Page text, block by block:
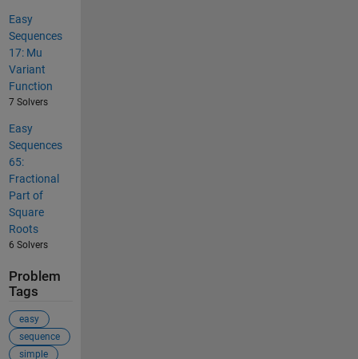
Easy
Sequences
17: Mu
Variant
Function
7 Solvers
Easy
Sequences
65:
Fractional
Part of
Square
Roots
6 Solvers
Problem
Tags
easy
sequence
simple